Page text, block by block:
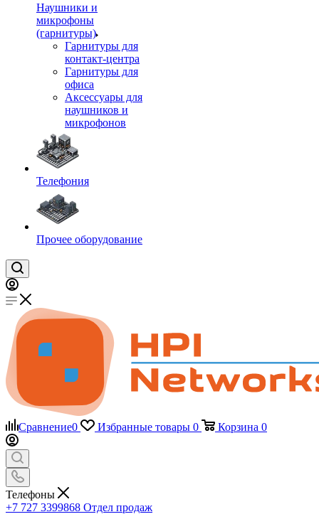
Наушники и
микрофоны
(гарнитуры)
Гарнитуры для
контакт-центра
Гарнитуры для
офиса
Аксессуары для
наушников и
микрофонов
Телефония
Прочее оборудование
Сравнение0 Избранные товары 0 Корзина 0
Телефоны
+7 727 3399868 Отдел продаж